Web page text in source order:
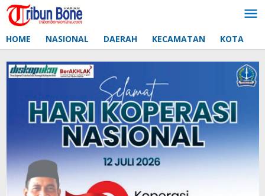
Lewati
ke
HOME NASIONAL DAERAH KECAMATAN KOTA